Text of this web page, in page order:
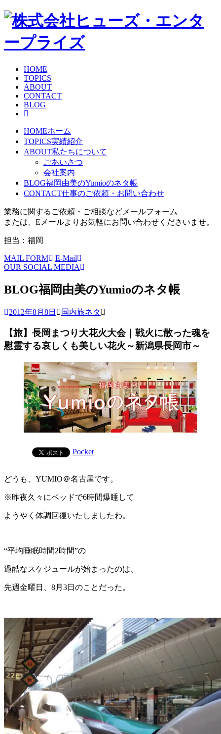
HOME
TOPICS
ABOUT
CONTACT
BLOG
HOMEホーム
TOPICS実績紹介
ABOUT私たちについて
ごあいさつ
会社案内
BLOG福岡由美のYumioのネタ帳
CONTACT仕事のご依頼・お問い合わせ
業務に関するご依頼・ご相談などメールフォーム
または、Eメールよりお気軽にお問い合わせくださいませ。
担当：福岡
MAIL FORM
E-Mail
OUR SOCIAL MEDIA
BLOG福岡由美のYumioのネタ帳
2012年8月8日 国内旅ネタ
【旅】長岡まつり大花火大会｜戦火に散った魂を
慰霊する哀しくも美しい花火～新潟県長岡市～
Pocket
どうも、YUMIO＠名古屋です。
※昨夜久々にベッドで6時間爆睡して
ようやく体調回復いたしましたわ。
“平均睡眠時間2時間”の
過酷なスケジュールが始まったのは、
先週金曜日、8月3日のことだった。